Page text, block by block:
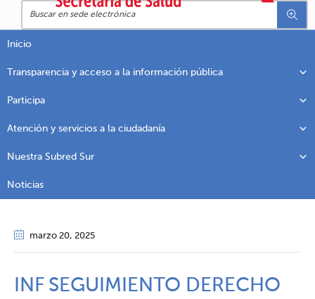
Inicio
Transparencia y acceso a la información pública
Participa
Atención y servicios a la ciudadanía
Nuestra Subred Sur
Noticias
marzo 20, 2025
INF SEGUIMIENTO DERECHO